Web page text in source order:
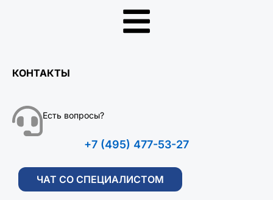
КОНТАКТЫ
Есть вопросы?
+7 (495) 477-53-27
ЧАТ СО СПЕЦИАЛИСТОМ